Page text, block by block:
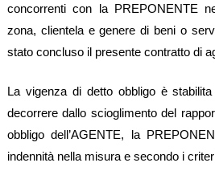
concorrenti con la PREPONENTE
zona, clientela e genere di beni o
stato concluso il presente contratto di
La vigenza di detto obbligo è
decorrere dallo scioglimento del
obbligo dell’AGENTE, la
indennità nella misura e secondo i